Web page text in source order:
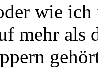
wie ich
mehr als